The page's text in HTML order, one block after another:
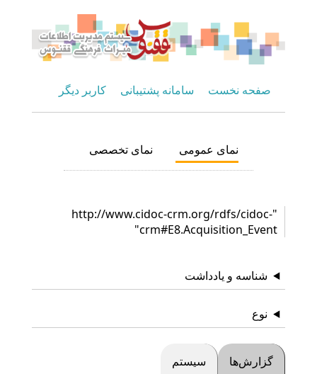
صفحه نخست سامانه پشتیبانی کاربر دیگر
نمای عمومی نمای تخصصی
"http://www.cidoc-crm.org/rdfs/cidoc-
crm#E8.Acquisition_Event"
شناسه و یادداشت
نوع
گزارش‌ها سیستم